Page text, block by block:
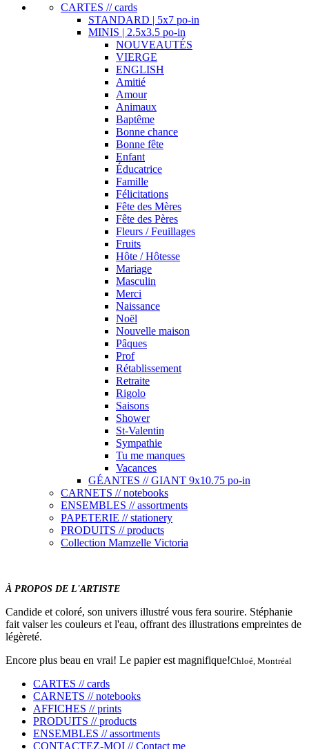
CARTES // cards
STANDARD | 5x7 po-in
MINIS | 2.5x3.5 po-in
NOUVEAUTÉS
VIERGE
ENGLISH
Amitié
Amour
Animaux
Baptême
Bonne chance
Bonne fête
Enfant
Éducatrice
Famille
Félicitations
Fête des Mères
Fête des Pères
Fleurs / Feuillages
Fruits
Hôte / Hôtesse
Mariage
Masculin
Merci
Naissance
Noël
Nouvelle maison
Pâques
Prof
Rétablissement
Retraite
Rigolo
Saisons
Shower
St-Valentin
Sympathie
Tu me manques
Vacances
GÉANTES // GIANT 9x10.75 po-in
CARNETS // notebooks
ENSEMBLES // assortments
PAPETERIE // stationery
PRODUITS // products
Collection Mamzelle Victoria
À PROPOS DE L'ARTISTE
Candide et coloré, son univers illustré vous fera sourire. Stéphanie
fait valser les couleurs et l'eau, offrant des illustrations empreintes de
légèreté.
Encore plus beau en vrai! Le papier est magnifique!Chloé, Montréal
CARTES // cards
CARNETS // notebooks
AFFICHES // prints
PRODUITS // products
ENSEMBLES // assortments
CONTACTEZ-MOI // Contact me